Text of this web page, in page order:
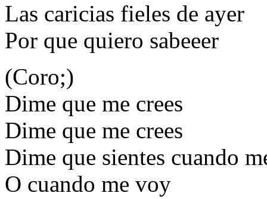
Las caricias fieles de ayer
Por que quiero sabeeer
(Coro;)
Dime que me crees
Dime que me crees
Dime que sientes cuando
O cuando me voy